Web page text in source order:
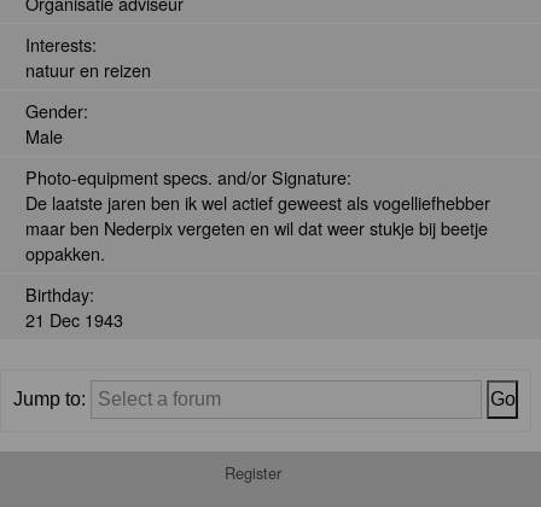
Interests:
natuur en reizen
Gender:
Male
Photo-equipment specs. and/or Signature:
De laatste jaren ben ik wel actief geweest als vogelliefhebber
maar ben Nederpix vergeten en wil dat weer stukje bij beetje
oppakken.
Birthday:
21 Dec 1943
Jump to:
Register